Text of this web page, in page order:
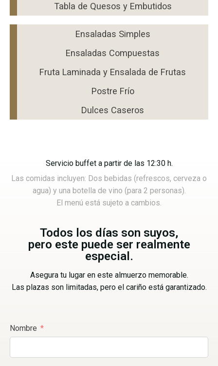
Tabla de Quesos y Embutidos
Ensaladas Simples
Ensaladas Compuestas
Fruta Laminada y Ensalada de Frutas
Postre Frío
Dulces Caseros
Servicio buffet a partir de las 12:30 h.
Las comidas incluyen: Dos bebidas (refrescos, cerveza o
agua) y una botella de vino (para 2 personas).
El menú está sujeto a cambios.
Todos los días son suyos,
pero este puede ser realmente
especial.
Asegura tu lugar en este almuerzo memorable.
Las plazas son limitadas, pero el cariño está garantizado.
Nombre